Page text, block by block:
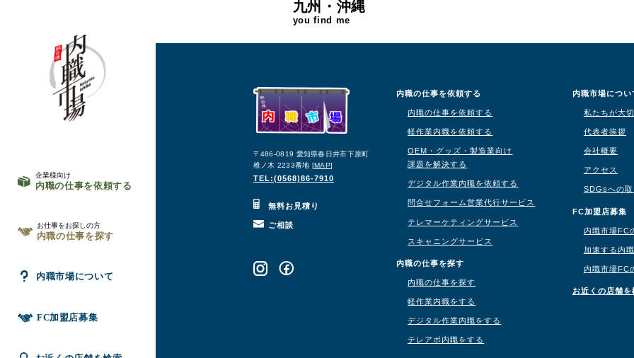
企業様向け
内職の仕事を依頼する
お仕事をお探しの方
内職の仕事を探す
内職市場について
FC加盟店募集
九州・沖縄
you find me
〒486-0819 愛知県春日井市下原町
椎ノ木 2233番地 [MAP]
TEL:(0568)86-7910
無料お見積り
ご相談
内職の仕事を依頼する
内職の仕事を依頼する
軽作業内職を依頼する
OEM・グッズ・製造業向け
課題を解決する
デジタル作業内職を依頼する
問合せフォーム営業代行サービス
テレマーケティングサービス
スキャニングサービス
内職の仕事を探す
内職の仕事を探す
軽作業内職をする
デジタル作業内職をする
テレアポ内職をする
内職市場につい
私たちが大
代表者挨拶
会社概要
アクセス
SDGsへの
FC加盟店募集
内職市場FC
加速する内
内職市場FC
お近くの店舗を